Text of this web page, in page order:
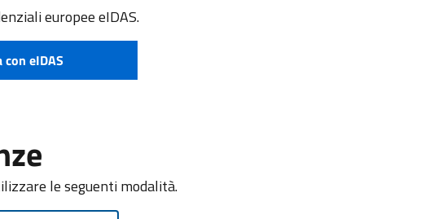
europee eIDAS.
con eIDAS
le seguenti modalità.